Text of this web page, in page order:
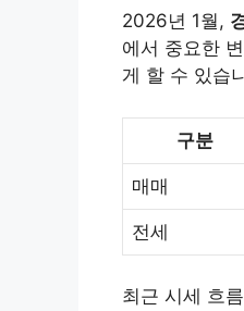
2026년 1월,
에서 중요한
게 할 수 있습
구분
매매
전세
최근 시세 흐